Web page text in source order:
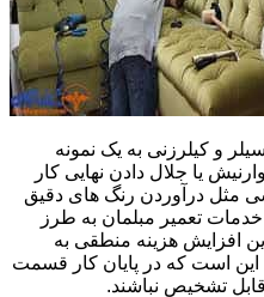
و کیلرزنی به یک نمونه
یا جلال دادن نهایی کار
مثل درآوردن رنگ های دقیق
تعمیر مبلمان به طرز
افزایش هزینه منطقی به
است که در پایان کار قسمت
تشخیص نباشند.